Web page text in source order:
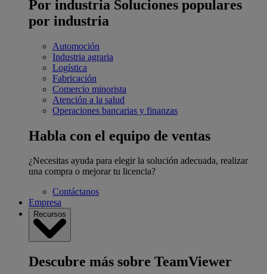
Por industria Soluciones populares
por industria
Automoción
Industria agraria
Logística
Fabricación
Comercio minorista
Atención a la salud
Operaciones bancarias y finanzas
Habla con el equipo de ventas
¿Necesitas ayuda para elegir la solución adecuada, realizar
una compra o mejorar tu licencia?
Contáctanos
Empresa
Recursos
Descubre más sobre TeamViewer